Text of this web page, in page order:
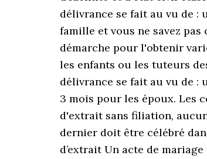
délivrance se fait au vu de
famille et vous ne savez
démarche pour l'obtenir
les enfants ou les tuteurs
délivrance se fait au vu de :
3 mois pour les époux. Les
d'extrait sans filiation,
dernier doit être célébré
d’extrait Un acte de